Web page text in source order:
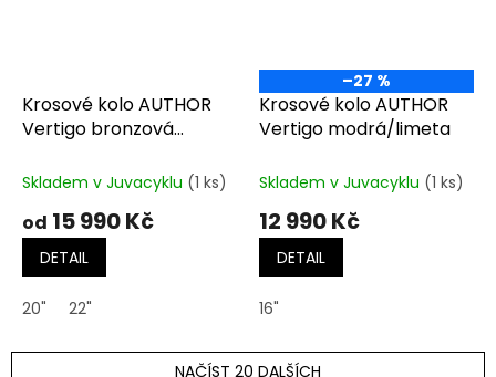
Krosové kolo AUTHOR
Vertigo bronzová
Skladem v Juvacyklu (1 ks)
od 15 990 Kč
DETAIL
20" 22"
–27 %
Krosové kolo AUTHOR
Vertigo modrá/limeta
Skladem v Juvacyklu (1 ks)
12 990 Kč
DETAIL
16"
NAČÍST 20 DALŠÍCH